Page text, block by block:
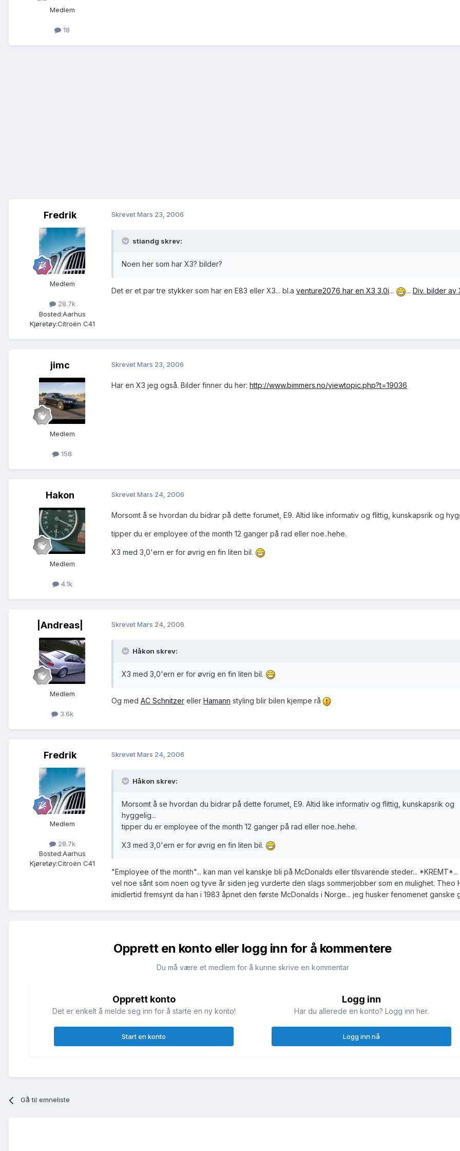
Medlem
18
Fredrik
Medlem
28.7k
Bosted:Aarhus
Kjøretøy:Citroën C41
SkrevetMars 23, 2006
stiandg skrev:
Noen her som har X3? bilder?
Det er et par tre stykker som har en E83 eller X3... bl.a venture2076 har en X3 3.0i... ... Div. bilder av
jimc
Medlem
158
SkrevetMars 23, 2006
Har en X3 jeg også. Bilder finner du her: http://www.bimmers.no/viewtopic.php?t=19036
Hakon
Medlem
4.1k
SkrevetMars 24, 2006
Morsomt å se hvordan du bidrar på dette forumet, E9. Altid like informativ og flittig, kunskapsrik og
tipper du er employee of the month 12 ganger på rad eller noe..hehe.
X3 med 3,0'ern er for øvrig en fin liten bil.
|Andreas|
Medlem
3.6k
SkrevetMars 24, 2006
Håkon skrev:
X3 med 3,0'ern er for øvrig en fin liten bil.
Og med AC Schnitzer eller Hamann styling blir bilen kjempe rå
Fredrik
Medlem
28.7k
Bosted:Aarhus
Kjøretøy:Citroën C41
SkrevetMars 24, 2006
Håkon skrev:
Morsomt å se hvordan du bidrar på dette forumet, E9. Altid like informativ og flittig, kunskapsrik og
hyggelig...
tipper du er employee of the month 12 ganger på rad eller noe..hehe.
X3 med 3,0'ern er for øvrig en fin liten bil.
"Employee of the month"... kan man vel kanskje bli på McDonalds eller tilsvarende steder...
vel noe sånt som noen og tyve år siden jeg vurderte den slags sommerjobber som en mulighet. Theo
imidlertid fremsynt da han i 1983 åpnet den første McDonalds i Norge... jeg husker fenomenet ganske
Opprett en konto eller logg inn for å kommentere
Du må være et medlem for å kunne skrive en kommentar
Opprett konto
Det er enkelt å melde seg inn for å starte en ny konto!
Start en konto
Logg inn
Har du allerede en konto? Logg inn her.
Logg inn nå
Gå til emneliste